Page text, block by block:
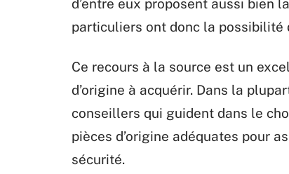
d’entre eux proposent aussi bien
particuliers ont donc la possibilité
Ce recours à la source est un
d’origine à acquérir. Dans la
conseillers qui guident dans le
pièces d’origine adéquates pour
sécurité.